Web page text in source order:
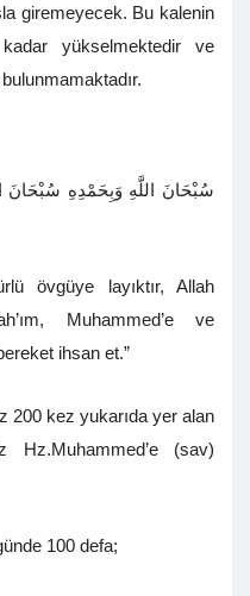
giremeyecek. Bu kalenin
yükselmektedir ve
سُبْحَانَ اللَّهِ وَبِحَمْدِهِ سُبْحَانَ
övgüye layıktır, Allah
Muhammed’e ve
ihsan et.”
200 kez yukarıda yer alan
Hz.Muhammed’e (sav)
100 defa;